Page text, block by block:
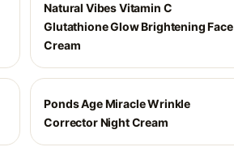
Natural Vibes Vitamin C
Glutathione Glow Brightening Face
Cream
Ponds Age Miracle Wrinkle
Corrector Night Cream